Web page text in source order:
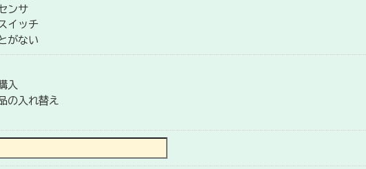
ンサ
イッチ
がない
入
の入れ替え